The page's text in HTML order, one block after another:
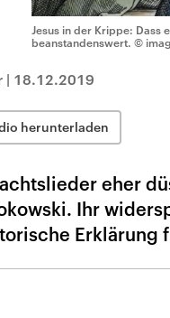
Jesus in der Krippe: Dass
beanstandenswert. ©
| 18.12.2019
herunterladen
eher
Ihr
Erklärung